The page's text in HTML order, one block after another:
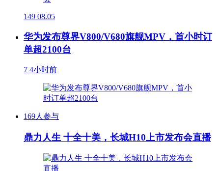
149 08.05
华为发布尊界V800/V680旗舰MPV，首小时订
单超2100台
7 4小时前
169人参与
鼎力人生 十全十美，长城H10上市发布会直播